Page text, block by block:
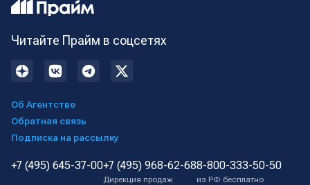
Читайте Прайм в соцсетях
Об Агентстве
Обратная связь
Подписка на рассылку
+7 (495) 645-37-00+7 (495) 968-62-68
Дирекция продаж
8-800-333-50-50
из РФ бесплатно